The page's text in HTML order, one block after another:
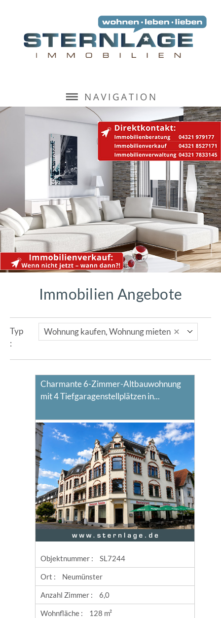
überspringen
Immobilien Angebote
Typ
:
Wohnung kaufen, Wohnung mieten
Charmante 6-Zimmer-Altbauwohnung
mit 4 Tiefgaragenstellplätzen in...
Objektnummer : SL7244
Ort : Neumünster
Anzahl Zimmer : 6,0
Wohnfläche : 128 m²